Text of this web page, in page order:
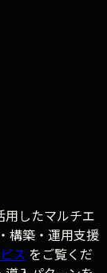
用したマルチエ
構築・運用支援
ス をご覧くだ